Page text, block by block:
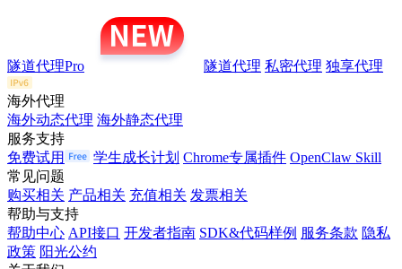
隧道代理Pro 隧道代理 私密代理 独享代理
海外代理
海外动态代理 海外静态代理
服务支持
免费试用
学生成长计划 Chrome专属插件 OpenClaw Skill
常见问题
购买相关 产品相关 充值相关 发票相关
帮助与支持
帮助中心 API接口 开发者指南 SDK&代码样例 服务条款 隐私
政策 阳光公约